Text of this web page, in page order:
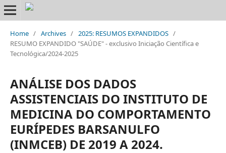
Home / Archives / 2025: RESUMOS EXPANDIDOS /
RESUMO EXPANDIDO "SAÚDE" - exclusivo Iniciação Científica e
Tecnológica/2024-2025
ANÁLISE DOS DADOS
ASSISTENCIAIS DO INSTITUTO DE
MEDICINA DO COMPORTAMENTO
EURÍPEDES BARSANULFO
(INMCEB) DE 2019 A 2024.